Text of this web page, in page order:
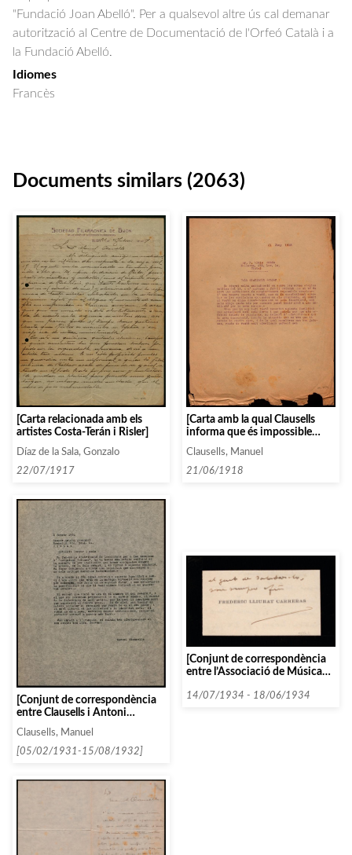
"Fundació Joan Abelló". Per a qualsevol altre ús cal demanar
autorització al Centre de Documentació de l'Orfeó Català i a
la Fundació Abelló.
Idiomes
Francès
Documents similars (2063)
[Carta relacionada amb els
artistes Costa-Terán i Risler]
Díaz de la Sala, Gonzalo
22/07/1917
[Carta amb la qual Clausells
informa que és impossible
condicions, però que si paga
mitja quota més, tendrà dret a
Clausells, Manuel
21/06/1918
[Conjunt de correspondència
entre Clausells i Antoni
Armengol]
Clausells, Manuel
[05/02/1931-15/08/1932]
[Conjunt de correspondència
entre l’Associació de Música
entitats que comencen amb la
14/07/1934 - 18/06/1934